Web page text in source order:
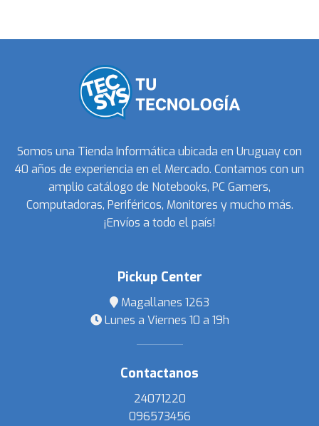
Somos una Tienda Informática ubicada en Uruguay con
40 años de experiencia en el Mercado. Contamos con un
amplio catálogo de Notebooks, PC Gamers,
Computadoras, Periféricos, Monitores y mucho más.
¡Envíos a todo el país!
Pickup Center
Magallanes 1263
Lunes a Viernes 10 a 19h
Contactanos
24071220
096573456